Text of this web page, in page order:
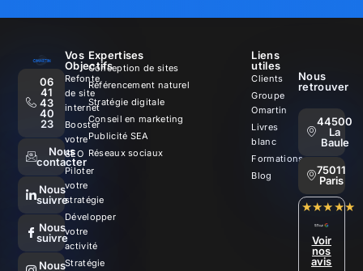
06
41
43
40
23
Nous
contacter
Nous
suivre
Nous
suivre
Nous
Vos
Objectifs
Refonte
de site
internet
Booster
votre
SEO
Piloter
votre
stratégie
Développer
votre
activité
Stratégie
Expertises
Conception de sites
Référencement naturel
Stratégie digitale
Conseil en marketing
Publicité SEA
Réseaux sociaux
Liens
utiles
Clients
Groupe
Omartin
Livres
blanc
Formations
Blog
Nous
retrouver
44500
La
Baule
75011
Paris
★★★★★
Voir
nos
avis